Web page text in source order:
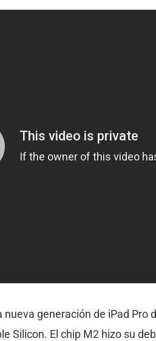
generación de iPad Pro
Silicon. El chip M2 hizo su